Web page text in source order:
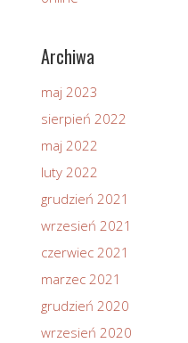
Archiwa
maj 2023
sierpień 2022
maj 2022
luty 2022
grudzień 2021
wrzesień 2021
czerwiec 2021
marzec 2021
grudzień 2020
wrzesień 2020